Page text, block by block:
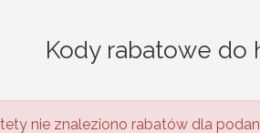
Kody rabatowe do
nie znaleziono rabatów dla